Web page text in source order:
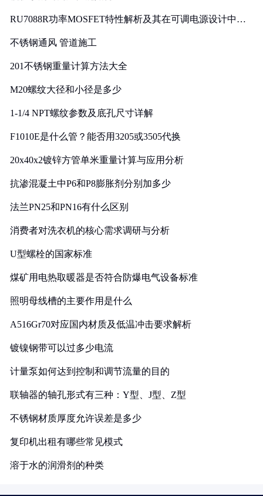
RU7088R功率MOSFET特性解析及其在可调电源设计中的
不锈钢通风 管道施工
201不锈钢重量计算方法大全
M20螺纹大径和小径是多少
1-1/4 NPT螺纹参数及底孔尺寸详解
F1010E是什么管？能否用3205或3505代换
20x40x2镀锌方管单米重量计算与应用分析
抗渗混凝土中P6和P8膨胀剂分别加多少
法兰PN25和PN16有什么区别
消费者对洗衣机的核心需求调研与分析
U型螺栓的国家标准
煤矿用电热取暖器是否符合防爆电气设备标准
照明母线槽的主要作用是什么
A516Gr70对应国内材质及低温冲击要求解析
镀镍钢带可以过多少电流
计量泵如何达到控制和调节流量的目的
联轴器的轴孔形式有三种：Y型、J型、Z型
不锈钢材质厚度允许误差是多少
复印机出租有哪些常见模式
溶于水的润滑剂的种类